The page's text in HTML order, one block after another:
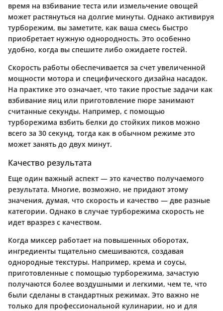
время на взбивание теста или измельчение овощей
может растянуться на долгие минуты. Однако активируя
турборежим, вы заметите, как ваша смесь быстро
приобретает нужную однородность. Это особенно
удобно, когда вы спешите либо ожидаете гостей.
Скорость работы обеспечивается за счет увеличенной
мощности мотора и специфического дизайна насадок.
На практике это означает, что такие простые задачи как
взбивание яиц или приготовление пюре занимают
считанные секунды. Например, с помощью
турборежима взбить белки до стойких пиков можно
всего за 30 секунд, тогда как в обычном режиме это
может занять до двух минут.
Качество результата
Еще один важный аспект — это качество получаемого
результата. Многие, возможно, не придают этому
значения, думая, что скорость и качество — две разные
категории. Однако в случае турборежима скорость не
идет вразрез с качеством.
Когда миксер работает на повышенных оборотах,
ингредиенты тщательно смешиваются, создавая
однородные текстуры. Например, крема и соусы,
приготовленные с помощью турборежима, зачастую
получаются более воздушными и легкими, чем те, что
были сделаны в стандартных режимах. Это важно не
только для профессиональной кулинарии, но и для